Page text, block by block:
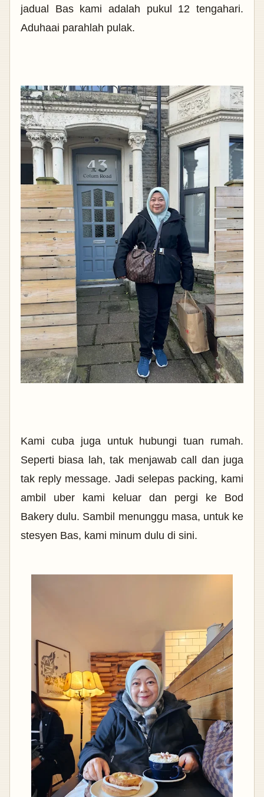
jadual Bas kami adalah pukul 12 tengahari.
Aduhaai parahlah pulak.
Kami cuba juga untuk hubungi tuan rumah.
Seperti biasa lah, tak menjawab call dan juga
tak reply message. Jadi selepas packing, kami
ambil uber kami keluar dan pergi ke Bod
Bakery dulu. Sambil menunggu masa, untuk ke
stesyen Bas, kami minum dulu di sini.